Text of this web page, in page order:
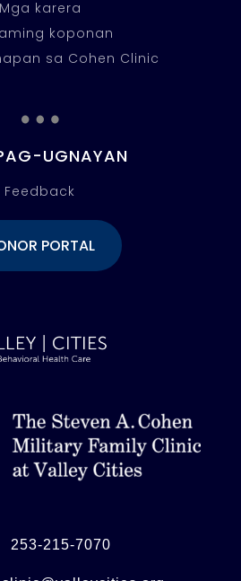
Mga karera
koponan
sa Cohen Clinic
…
UGNAYAN
Feedback
PORTAL
253-215-7070